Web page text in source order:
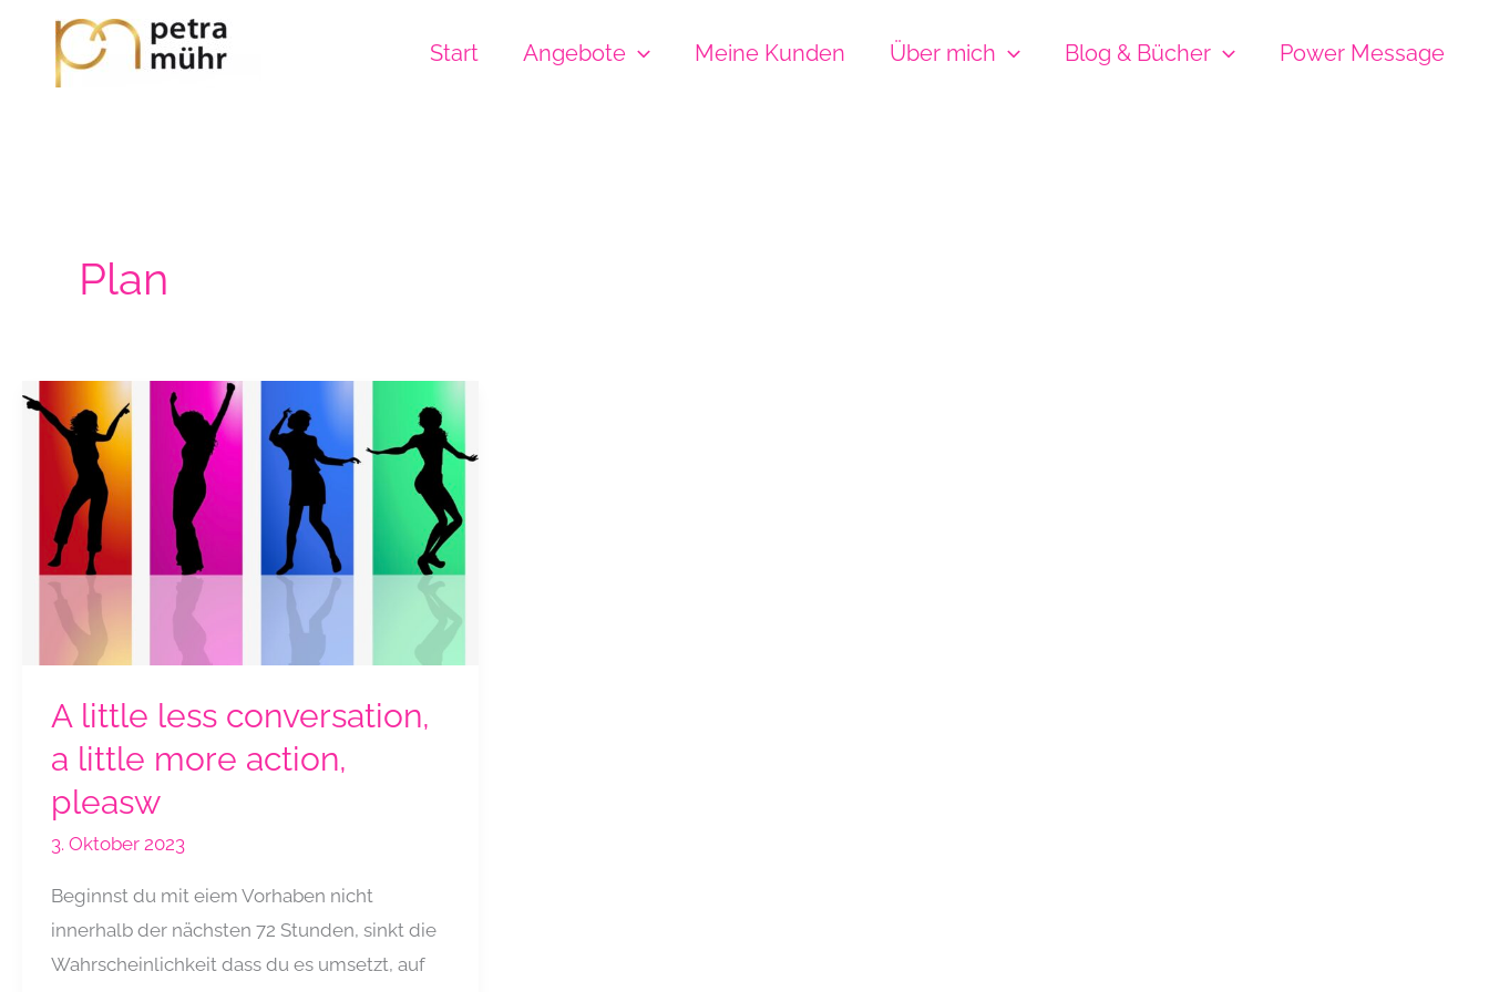
springen
Start Angebote Meine Kunden Über mich Blog & Bücher Power Message
Plan
A little less conversation,
a little more action,
pleasw
3. Oktober 2023
Beginnst du mit eiem Vorhaben nicht
innerhalb der nächsten 72 Stunden, sinkt die
Wahrscheinlichkeit dass du es umsetzt, auf